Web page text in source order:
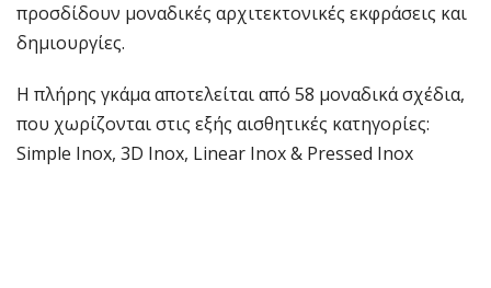
προσδίδουν μοναδικές αρχιτεκτονικές εκφράσεις και
δημιουργίες.
Η πλήρης γκάμα αποτελείται από 58 μοναδικά σχέδια,
που χωρίζονται στις εξής αισθητικές κατηγορίες:
Simple Inox, 3D Inox, Linear Inox & Pressed Inox